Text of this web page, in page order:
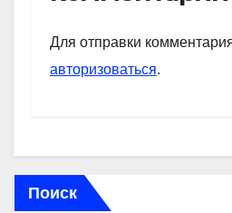
A
p
p
a
m
kl
a
Для отправки
авторизоваться.
Поиск